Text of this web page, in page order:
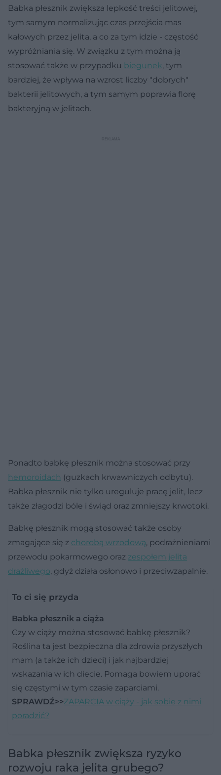
Babka płesznik zwiększa lepkość treści jelitowej,
tym samym normalizując czas przejścia mas
kałowych przez jelita, a co za tym idzie - częstość
wypróżniania się. W związku z tym można ją
stosować także w przypadku biegunek, tym
bardziej, że wpływa na wzrost liczby "dobrych"
bakterii jelitowych, a tym samym poprawia florę
bakteryjną w jelitach.
Ponadto babkę płesznik można stosować przy
hemoroidach (guzkach krwawniczych odbytu).
Babka płesznik nie tylko ureguluje pracę jelit, lecz
także złagodzi bóle i świąd oraz zmniejszy krwotoki.
Babkę płesznik mogą stosować także osoby
zmagające się z chorobą wrzodową, podrażnieniami
przewodu pokarmowego oraz zespołem jelita
drażliwego, gdyż działa osłonowo i przeciwzapalnie.
To ci się przyda
Babka płesznik a ciąża
Czy w ciąży można stosować babkę płesznik?
Roślina ta jest bezpieczna dla zdrowia przyszłych
mam (a także ich dzieci) i jak najbardziej
wskazania w ich diecie. Pomaga bowiem uporać
się częstymi w tym czasie zaparciami.
SPRAWDŹ>>ZAPARCIA w ciąży - jak sobie z nimi
poradzić?
Babka płesznik zwiększa ryzyko
rozwoju raka jelita grubego?